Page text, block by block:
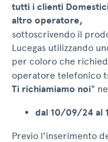
tutti i clienti
altro operatore,
sottoscrivendo il
Lucegas utilizzando
per coloro che
operatore telefonico
Ti richiamiamo noi"
dal 10/09/24 al
Previo l'inserimento